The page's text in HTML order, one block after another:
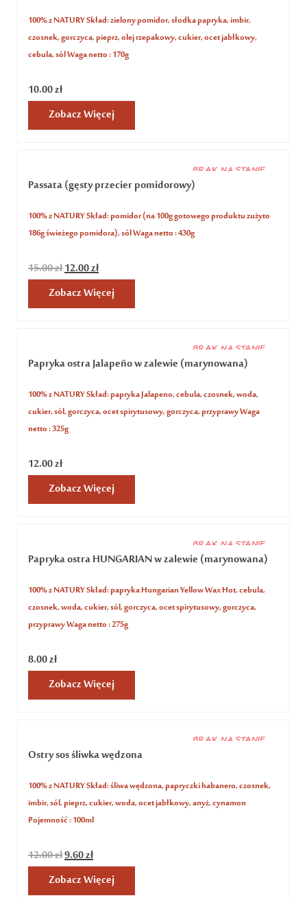
100% z NATURY Skład: zielony pomidor, słodka papryka, imbir,
czosnek, gorczyca, pieprz, olej rzepakowy, cukier, ocet jabłkowy,
cebula, sól Waga netto : 170g
10.00zł
Zobacz Więcej
BRAK NA STANIE
Passata (gęsty przecier pomidorowy)
100% z NATURY Skład: pomidor (na 100g gotowego produktu zużyto
186g świeżego pomidora), sól Waga netto : 430g
15.00zł12.00zł
Zobacz Więcej
BRAK NA STANIE
Papryka ostra Jalapeño w zalewie (marynowana)
100% z NATURY Skład: papryka Jalapeno, cebula, czosnek, woda,
cukier, sól, gorczyca, ocet spirytusowy, gorczyca, przyprawy Waga
netto : 325g
12.00zł
Zobacz Więcej
BRAK NA STANIE
Papryka ostra HUNGARIAN w zalewie (marynowana)
100% z NATURY Skład: papryka Hungarian Yellow Wax Hot, cebula,
czosnek, woda, cukier, sól, gorczyca, ocet spirytusowy, gorczyca,
przyprawy Waga netto : 275g
8.00zł
Zobacz Więcej
BRAK NA STANIE
Ostry sos śliwka wędzona
100% z NATURY Skład: śliwa wędzona, papryczki habanero, czosnek,
imbir, sól, pieprz, cukier, woda, ocet jabłkowy, anyż, cynamon
Pojemność : 100ml
12.00zł9.60zł
Zobacz Więcej